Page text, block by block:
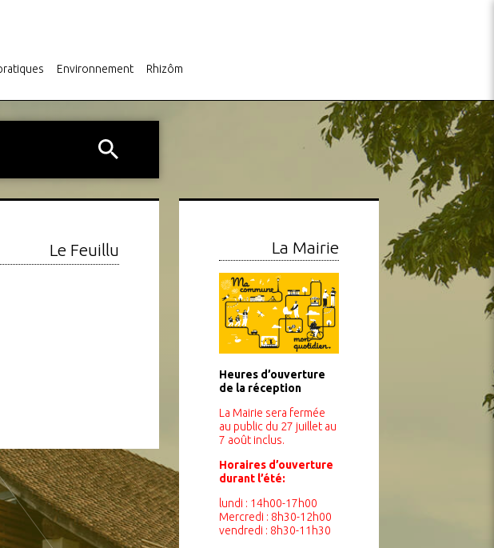
Environnement Rhizôm
Info Travaux – Mise en
conformité réseau évacuation
Canon Inc
Sophie Coiffure :
Le Feuillu La Mairie
Heures d’ouverture
de la réception
La Mairie sera fermée
au public du 27 juillet au
7 août inclus.
Horaires d’ouverture
durant l’été:
lundi : 14h00-17h00
Mercredi : 8h30-12h00
vendredi : 8h30-11h30